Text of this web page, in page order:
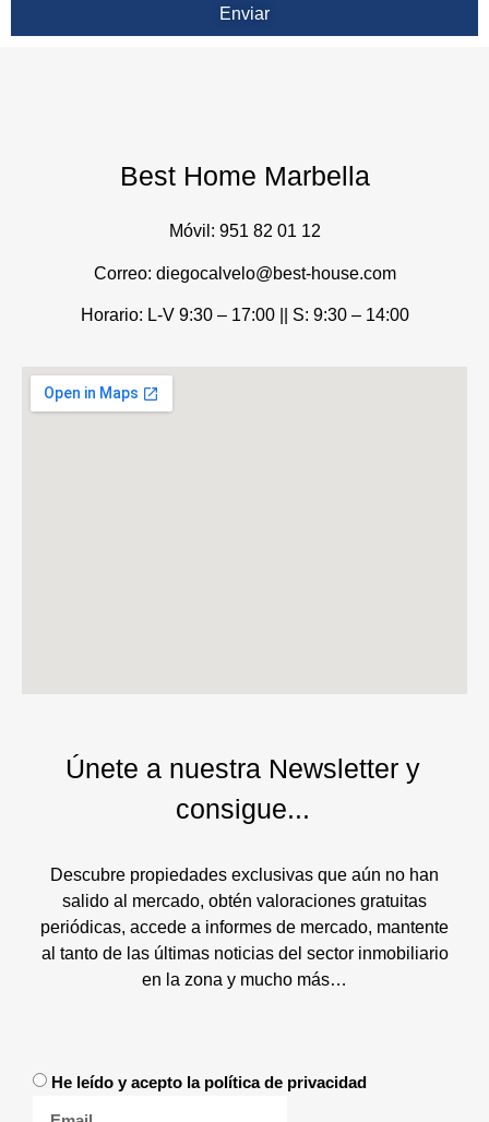
Enviar
Best Home Marbella
Móvil: 951 82 01 12
Correo: diegocalvelo@best-house.com
Horario: L-V 9:30 – 17:00 || S: 9:30 – 14:00
Únete a nuestra Newsletter y
consigue...
Descubre propiedades exclusivas que aún no han
salido al mercado, obtén valoraciones gratuitas
periódicas, accede a informes de mercado, mantente
al tanto de las últimas noticias del sector inmobiliario
en la zona y mucho más…
He leído y acepto la política de privacidad